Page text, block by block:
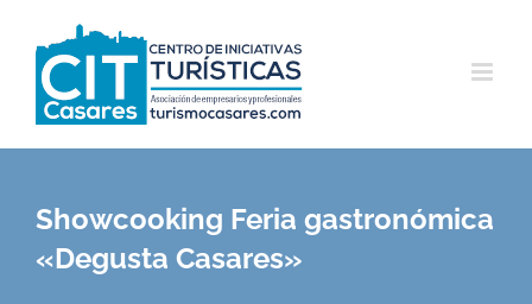
contenido
Showcooking Feria gastronómica
«Degusta Casares»